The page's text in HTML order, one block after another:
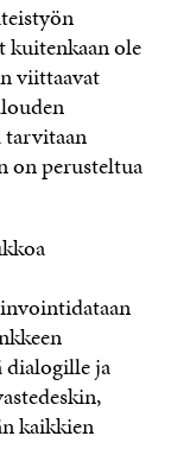
kuitenkaan ole
viittaavat
tarvitaan
on perusteltua
dialogille ja
kaikkien